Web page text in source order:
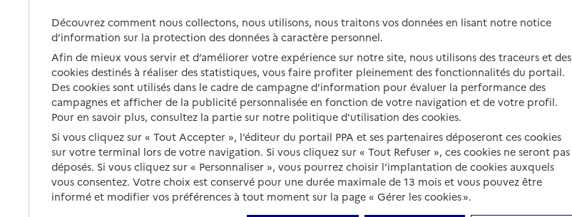
Découvrez comment nous collectons, nous utilisons, nous traitons vos données en lisant notre notice
d’information sur la protection des données à caractère personnel.
Afin de mieux vous servir et d’améliorer votre expérience sur notre site, nous utilisons des traceurs et des
cookies destinés à réaliser des statistiques, vous faire profiter pleinement des fonctionnalités du portail.
Des cookies sont utilisés dans le cadre de campagne d’information pour évaluer la performance des
campagnes et afficher de la publicité personnalisée en fonction de votre navigation et de votre profil.
Pour en savoir plus, consultez la partie sur notre politique d'utilisation des cookies.
Si vous cliquez sur « Tout Accepter », l’éditeur du portail PPA et ses partenaires déposeront ces cookies
sur votre terminal lors de votre navigation. Si vous cliquez sur « Tout Refuser », ces cookies ne seront pas
déposés. Si vous cliquez sur « Personnaliser », vous pourrez choisir l’implantation de cookies auxquels
vous consentez. Votre choix est conservé pour une durée maximale de 13 mois et vous pouvez être
informé et modifier vos préférences à tout moment sur la page « Gérer les cookies ».